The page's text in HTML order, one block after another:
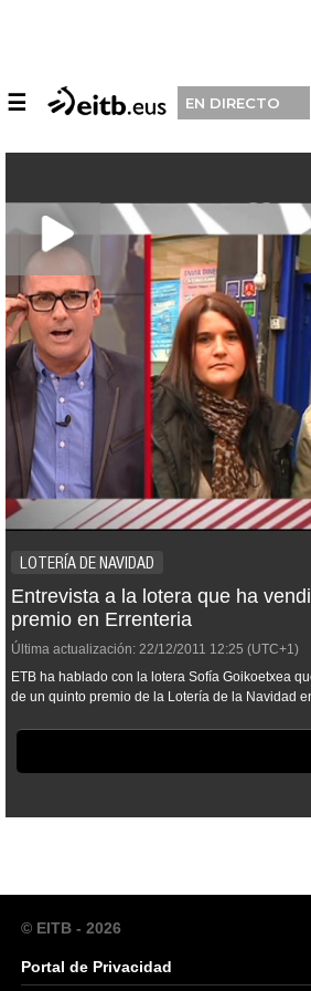
☰ EN DIRECTO
LOTERÍA DE NAVIDAD
Entrevista a la lotera que ha
premio en Errenteria
Última actualización: 22/12/2011 12:25 (UTC+1)
ETB ha hablado con la lotera Sofía Goikoetxea
de un quinto premio de la Lotería de la Navidad
© EITB - 2026
Portal de Privacidad